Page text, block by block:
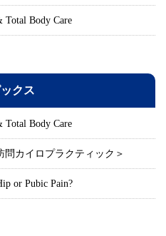
Total Body Care
ックス
Total Body Care
カイロプラクティック＞
or Pubic Pain?